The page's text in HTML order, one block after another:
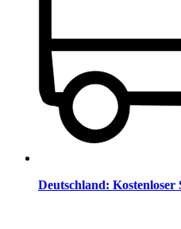
Deutschland: Kostenloser